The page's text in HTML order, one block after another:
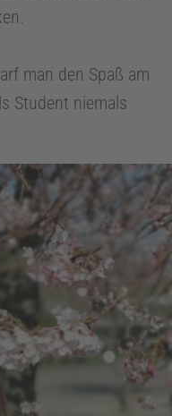
man den Spaß am
Student niemals